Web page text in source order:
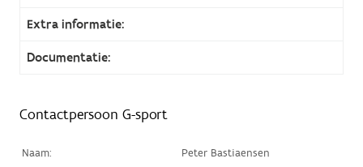
Extra informatie:
Documentatie:
Contactpersoon G-sport
Naam:
Peter Bastiaensen